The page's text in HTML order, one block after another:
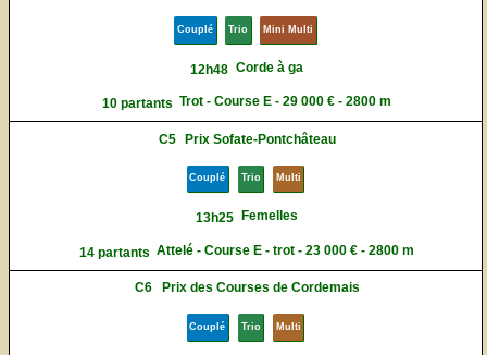
Couplé Trio Mini Multi
12h48 Corde à ga
10 partants Trot - Course E - 29 000 € - 2800 m
C5 Prix Sofate-Pontchâteau
Couplé Trio Multi
13h25 Femelles
14 partants Attelé - Course E - trot - 23 000 € - 2800 m
C6 Prix des Courses de Cordemais
Couplé Trio Multi